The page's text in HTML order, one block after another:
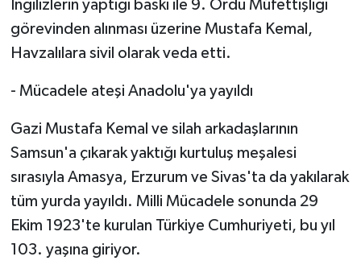
İngilizlerin yaptığı baskı ile 9. Ordu Müfettişliği
görevinden alınması üzerine Mustafa Kemal,
Havzalılara sivil olarak veda etti.
- Mücadele ateşi Anadolu'ya yayıldı
Gazi Mustafa Kemal ve silah arkadaşlarının
Samsun'a çıkarak yaktığı kurtuluş meşalesi
sırasıyla Amasya, Erzurum ve Sivas'ta da yakılarak
tüm yurda yayıldı. Milli Mücadele sonunda 29
Ekim 1923'te kurulan Türkiye Cumhuriyeti, bu yıl
103. yaşına giriyor.